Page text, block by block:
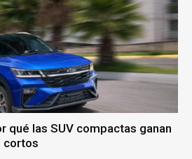
qué las SUV compactas ganan
cortos